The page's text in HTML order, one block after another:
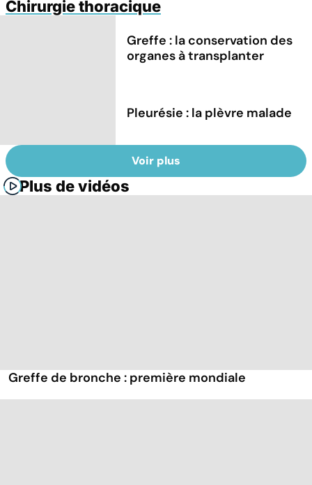
Chirurgie thoracique
Greffe : la conservation des
organes à transplanter
Pleurésie : la plèvre malade
Voir plus
Plus de vidéos
Greffe de bronche : première mondiale